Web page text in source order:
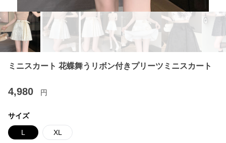
ミニスカート 花蝶舞うリボン付きプリーツミニスカート
4,980 円
サイズ
L XL